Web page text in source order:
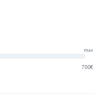
max
700€